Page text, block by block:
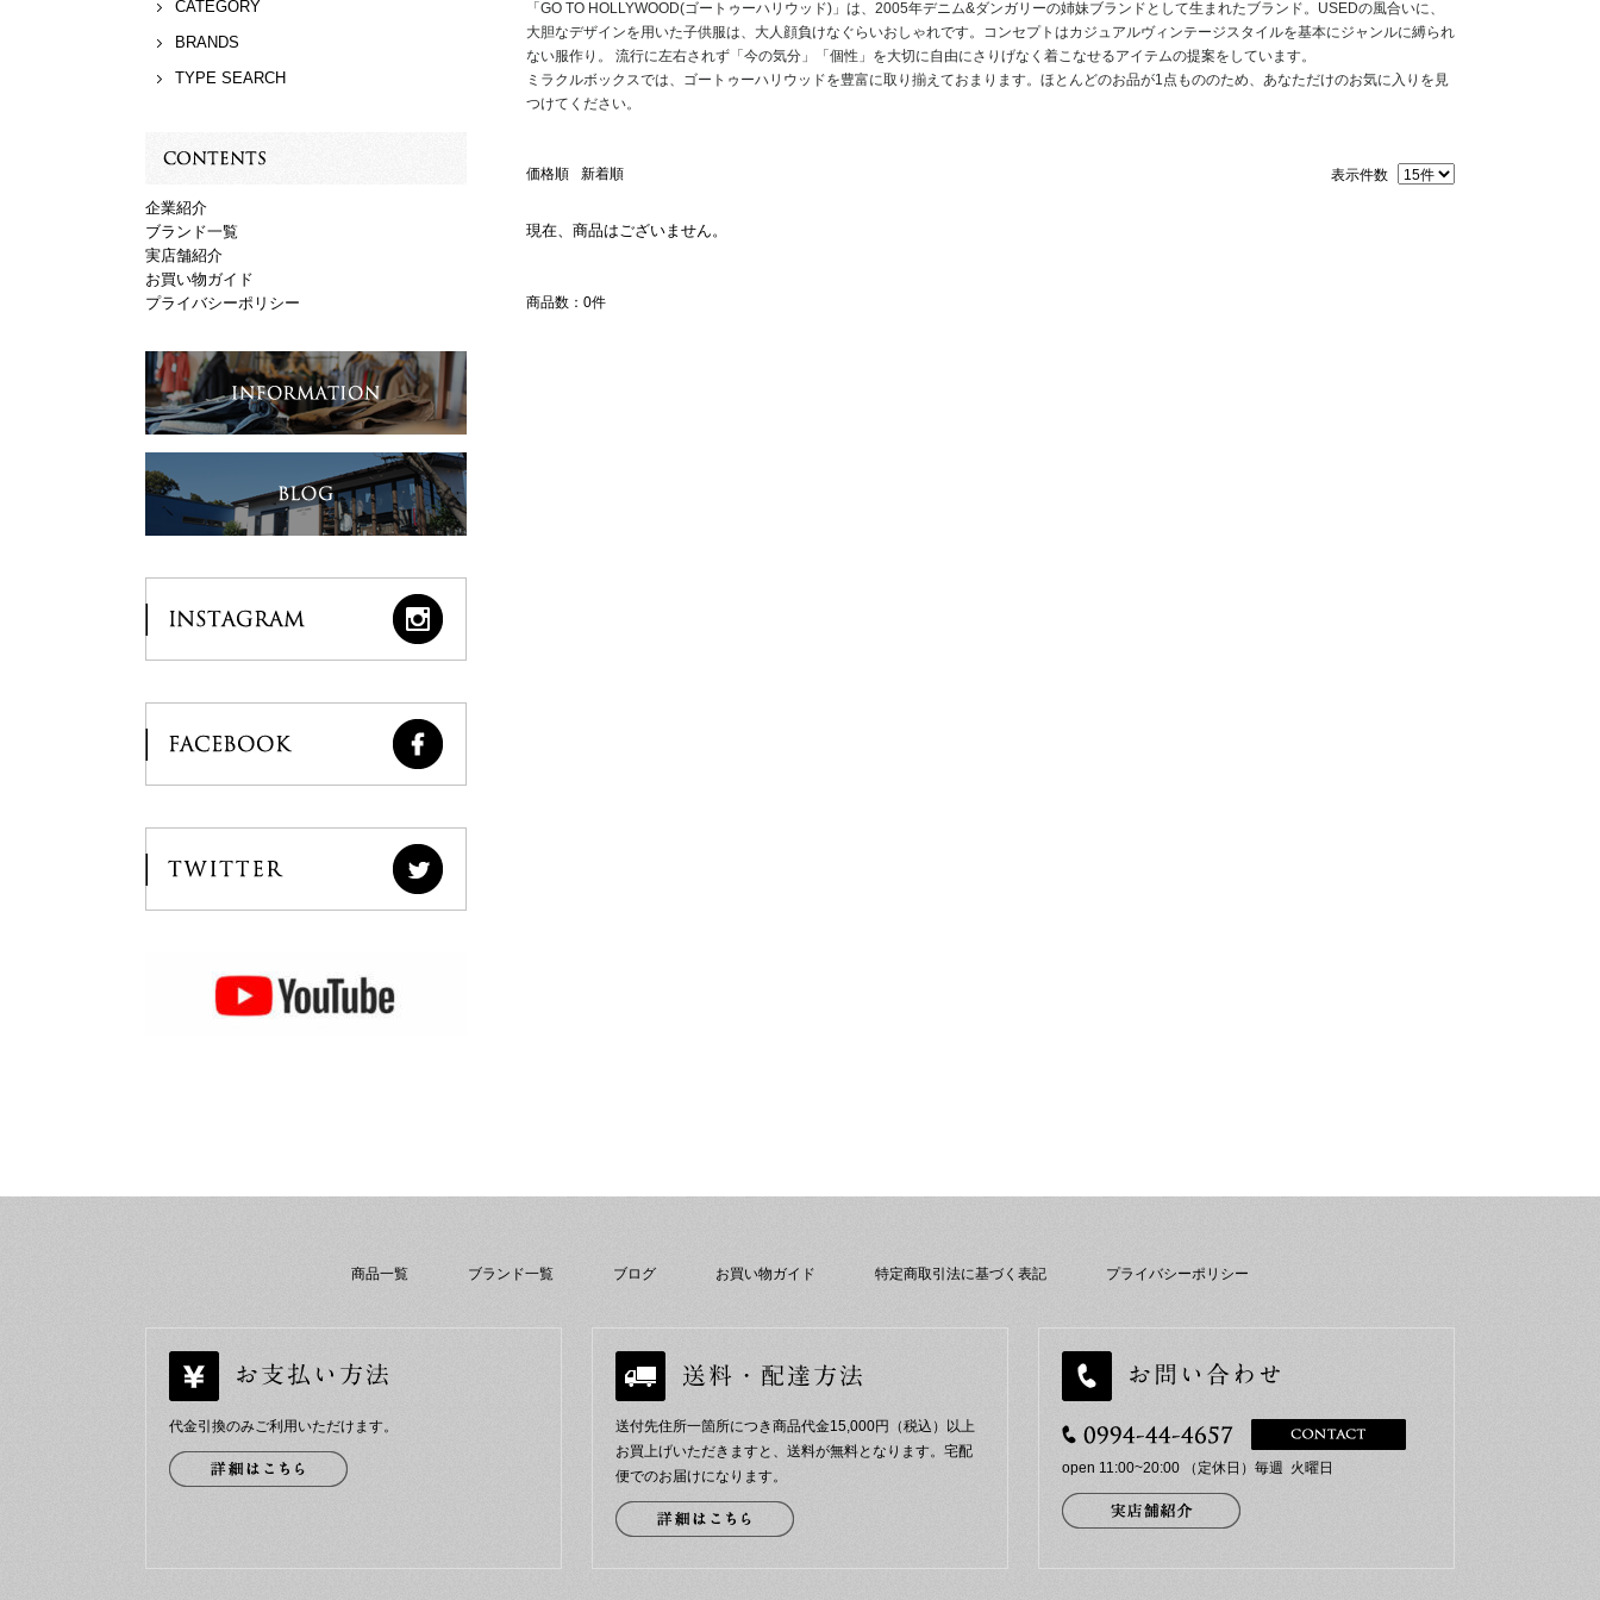
「GO TO HOLLYWOOD(ゴートゥーハリウッド)」は、2005年デニム&ダンガリーの姉妹ブランドとして生まれたブランド。USEDの風合いに、
大胆なデザインを用いた子供服は、大人顔負けなぐらいおしゃれです。コンセプトはカジュアルヴィンテージスタイルを基本にジャンルに縛られ
ない服作り。 流行に左右されず「今の気分」「個性」を大切に自由にさりげなく着こなせるアイテムの提案をしています。
ミラクルボックスでは、ゴートゥーハリウッドを豊富に取り揃えておまります。ほとんどのお品が1点もののため、あなただけのお気に入りを見
つけてください。
価格順 新着順 表示件数
現在、商品はございません。
商品数：0件
CATEGORY
BRANDS
TYPE SEARCH
企業紹介
ブランド一覧
実店舗紹介
お買い物ガイド
プライバシーポリシー
商品一覧 ブランド一覧 ブログ お買い物ガイド 特定商取引法に基づく表記 プライバシーポリシー
代金引換のみご利用いただけます。
送付先住所一箇所につき商品代金15,000円（税込）以上
お買上げいただきますと、送料が無料となります。宅配
便でのお届けになります。
open 11:00~20:00 （定休日）毎週 火曜日